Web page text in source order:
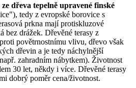
ze dřeva tepelně upravené finské
tedy z evropské borovice s
prkna mají protiskluzové
bez drážek. Dřevěné terasy z
povětrnostnímu vlivu, dřevo však
dřevin a je tedy náchylnější
zahradním nábytkem). Životnost
30 let, někdy i více. Dřevěné terasy
dobrý poměr cena/životnost.